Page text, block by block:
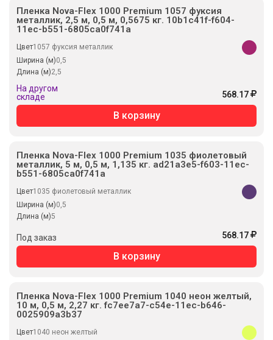
Пленка Nova-Flex 1000 Premium 1057 фуксия
металлик, 2,5 м, 0,5 м, 0,5675 кг. 10b1c41f-f604-
11ec-b551-6805ca0f741a
Цвет1057 фуксия металлик
Ширина (м)0,5
Длина (м)2,5
На другом
складе
568.17
В корзину
Пленка Nova-Flex 1000 Premium 1035 фиолетовый
металлик, 5 м, 0,5 м, 1,135 кг. ad21a3e5-f603-11ec-
b551-6805ca0f741a
Цвет1035 фиолетовый металлик
Ширина (м)0,5
Длина (м)5
Под заказ 568.17
В корзину
Пленка Nova-Flex 1000 Premium 1040 неон желтый,
10 м, 0,5 м, 2,27 кг. fc7ee7a7-c54e-11ec-b646-
0025909a3b37
Цвет1040 неон желтый